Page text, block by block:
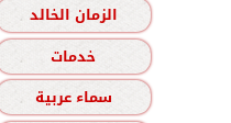
الزمان الخالد
خدمات
سماء عربية